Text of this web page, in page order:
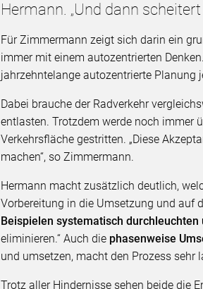
Hermann. „Und dann
Für Zimmermann zeigt sich darin ein
immer mit einem autozentrierten
jahrzehntelange autozentrierte Planung
Dabei brauche der Radverkehr
entlasten. Trotzdem werde noch immer
Verkehrsfläche gestritten. „Diese
machen“, so Zimmermann.
Hermann macht zusätzlich deutlich,
Vorbereitung in die Umsetzung und auf
Beispielen systematisch durchleuchten
eliminieren.“ Auch die phasenweise
und umsetzen, macht den Prozess sehr
Trotz aller Hindernisse sehen beide die